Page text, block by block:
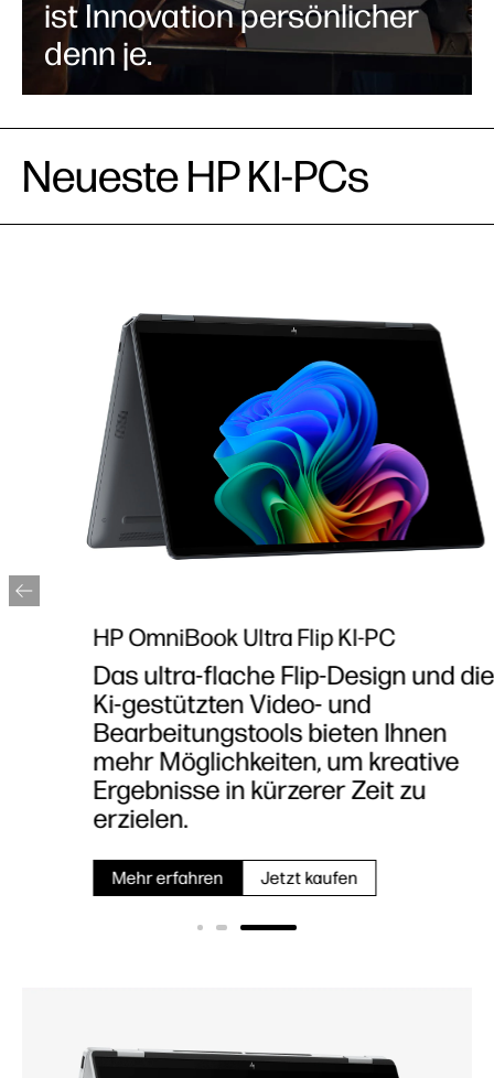
ist Innovation persönlicher
denn je.
Neueste HP KI-PCs
HP OmniBook Ultra Flip KI-PC
Das ultra-flache Flip-Design und die
Ki-gestützten Video- und
Bearbeitungstools bieten Ihnen
mehr Möglichkeiten, um kreative
Ergebnisse in kürzerer Zeit zu
erzielen.
Mehr erfahren Jetzt kaufen